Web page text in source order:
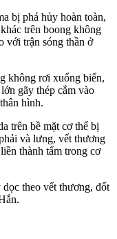
bị phá hủy hoàn toàn,
trên boong không
với trận sóng thần ở
không rơi xuống biển,
gãy thép cắm vào
hình.
trên bề mặt cơ thể bị
và lưng, vết thương
thành tấm trong cơ
theo vết thương, đốt